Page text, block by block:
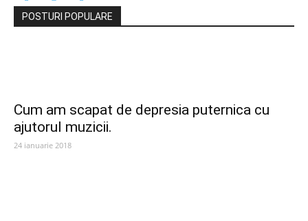
POSTURI POPULARE
Cum am scapat de depresia puternica cu
ajutorul muzicii.
24 ianuarie 2018